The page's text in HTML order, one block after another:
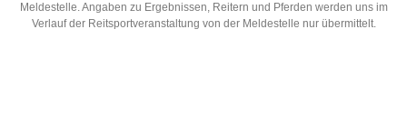
Meldestelle. Angaben zu Ergebnissen, Reitern und Pferden werden uns im
Verlauf der Reitsportveranstaltung von der Meldestelle nur übermittelt.